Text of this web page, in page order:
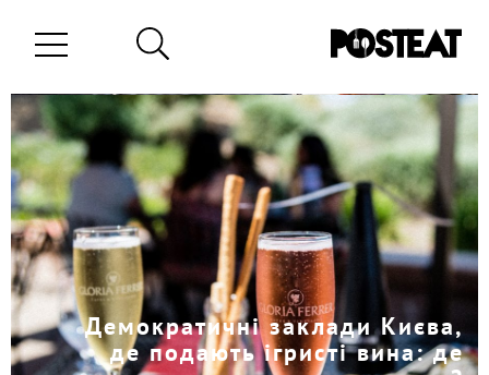
Демократичні заклади Києва,
де подають ігристі вина: де